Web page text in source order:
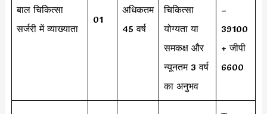
बाल चिकित्सा
सर्जरी में व्याख्याता
01
अधिकतम
45 वर्ष
चिकित्सा
योग्यता या
समकक्ष और
न्यूनतम 3 वर्ष
का अनुभव
–
39100
+ जीपी
6600